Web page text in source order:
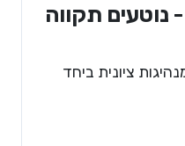
נוטעים תקווה
ציונית ביחד